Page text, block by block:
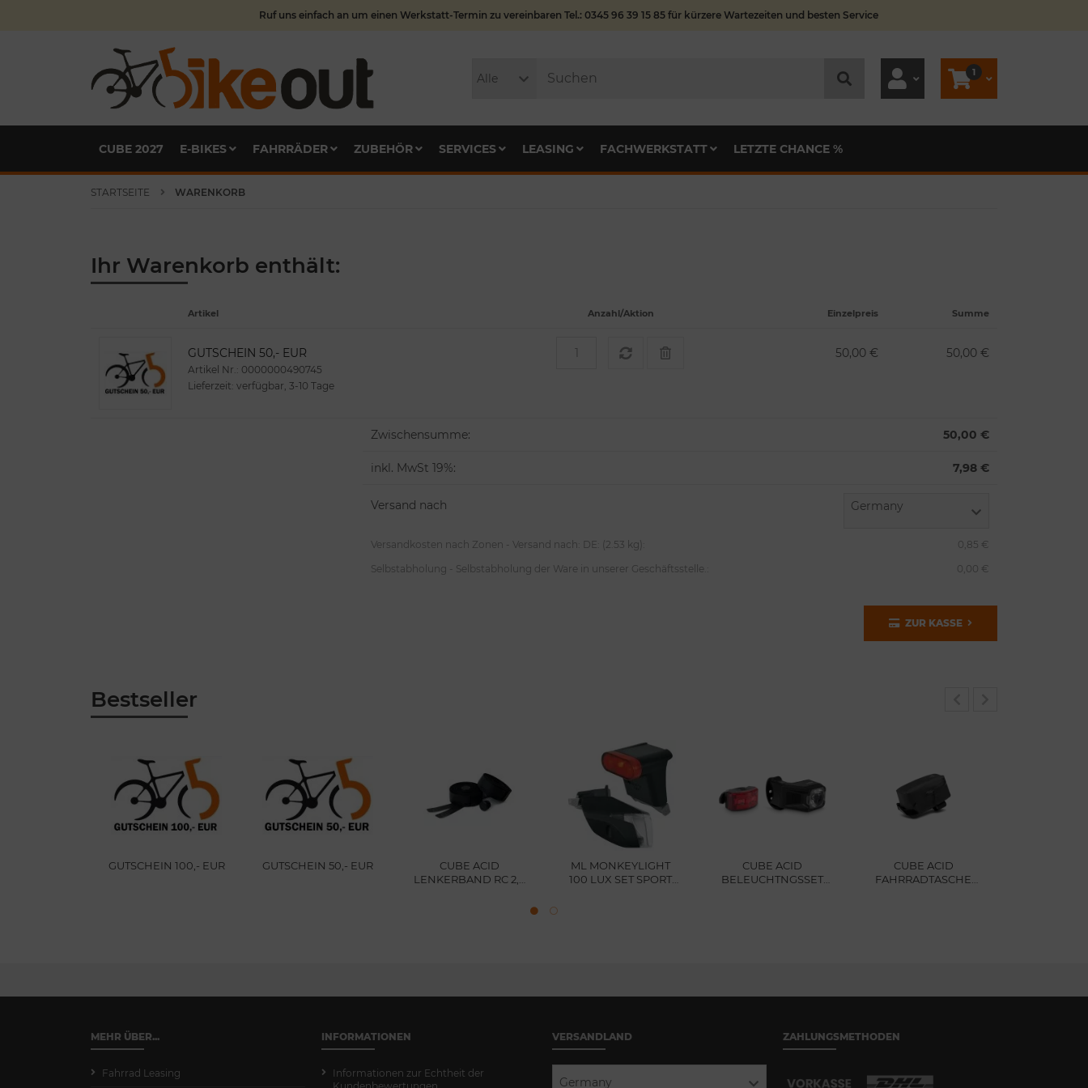
Ruf uns einfach an um einen Werkstatt-Termin zu vereinbaren Tel.: 0345 96 39 15 85 für kürzere Wartezeiten und besten Service
Alle 1
CUBE 2027 E-BIKES FAHRRÄDER ZUBEHÖR SERVICES LEASING FACHWERKSTATT LETZTE CHANCE %
STARTSEITE WARENKORB
Ihr Warenkorb enthält:
Artikel Anzahl/Aktion Summe
Einzelpreis
GUTSCHEIN 50,- EUR
Artikel Nr.: 0000000490745
Lieferzeit: verfügbar, 3-10 Tage
50,00 €
50,00 €
Zwischensumme: 50,00 €
inkl. MwSt 19%: 7,98 €
Versand nach Germany
Versandkosten nach Zonen - Versand nach: DE: (2.53 kg):
0,85 €
Selbstabholung - Selbstabholung der Ware in unserer Geschäftsstelle.:
0,00 €
ZUR KASSE
Bestseller
GUTSCHEIN 100,- EUR GUTSCHEIN 50,- EUR
CUBE ACID
LENKERBAND RC 2,5
ML MONKEYLIGHT
100 LUX SET SPORT
CUBE ACID
BELEUCHTNGSSET
CUBE ACID
FAHRRADTASCHE
MEHR ÜBER...
Fahrrad Leasing
INFORMATIONEN
Informationen zur Echtheit der
VERSANDLAND
Germany
ZAHLUNGSMETHODEN